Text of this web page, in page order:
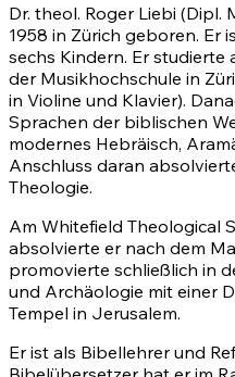
Dr. theol. Roger Liebi (Dipl.
1958 in Zürich geboren. Er
sechs Kindern. Er studierte
der Musikhochschule in
in Violine und Klavier).
Sprachen der biblischen
modernes Hebräisch,
Anschluss daran
Theologie.
Am Whitefield Theological
absolvierte er nach dem
promovierte schließlich in
und Archäologie mit einer
Tempel in Jerusalem.
Er ist als Bibellehrer und